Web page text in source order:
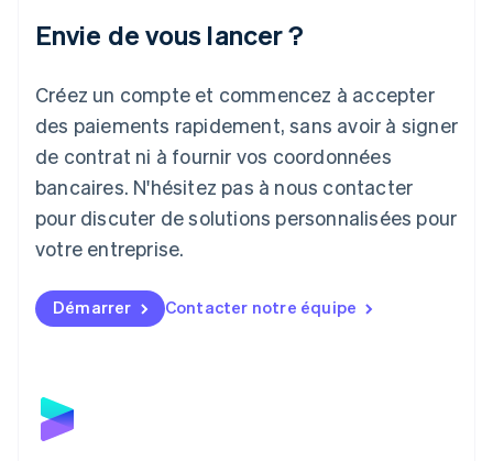
Envie de vous lancer ?
Créez un compte et commencez à accepter
des paiements rapidement, sans avoir à signer
de contrat ni à fournir vos coordonnées
bancaires. N'hésitez pas à nous contacter
pour discuter de solutions personnalisées pour
votre entreprise.
Démarrer Contacter notre équipe
Japon
Lettonie
English
Liechtenstein
DeutschEnglish
Lituanie
Luxembourg
FrançaisDeutschEnglish
English简体中文
Malte
Norvège
English